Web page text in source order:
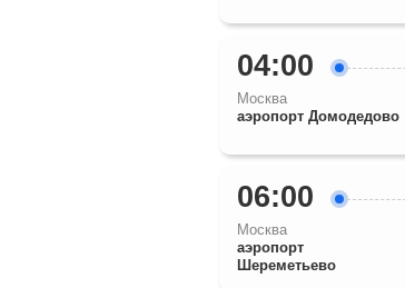
04:00
Москва
аэропорт Домодедово
06:00
Москва
аэропорт
Шереметьево